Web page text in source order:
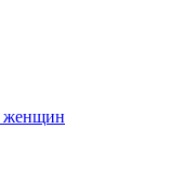
женщин